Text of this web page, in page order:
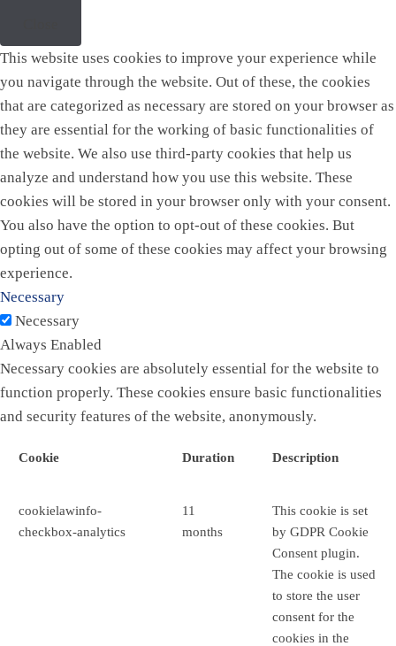
This website uses cookies to improve your experience while
you navigate through the website. Out of these, the cookies
that are categorized as necessary are stored on your browser as
they are essential for the working of basic functionalities of
the website. We also use third-party cookies that help us
analyze and understand how you use this website. These
cookies will be stored in your browser only with your consent.
You also have the option to opt-out of these cookies. But
opting out of some of these cookies may affect your browsing
experience.
Necessary
Necessary
Always Enabled
Necessary cookies are absolutely essential for the website to
function properly. These cookies ensure basic functionalities
and security features of the website, anonymously.
Cookie Duration Description
cookielawinfo-
checkbox-analytics
11
months
This cookie is set
by GDPR Cookie
Consent plugin.
The cookie is used
to store the user
consent for the
cookies in the